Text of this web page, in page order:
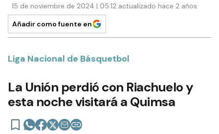
15 de noviembre de 2024 | 05:12 actualizado hace 2 años
Añadir como fuente en
Liga Nacional de Básquetbol
La Unión perdió con Riachuelo y
esta noche visitará a Quimsa